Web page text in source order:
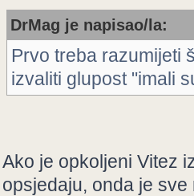
DrMag je napisao/la:
Prvo treba razumijeti
izvaliti glupost "imali
Ako je opkoljeni Vitez
opsjedaju, onda je